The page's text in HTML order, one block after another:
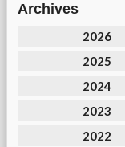
Archives
2026
2025
2024
2023
2022